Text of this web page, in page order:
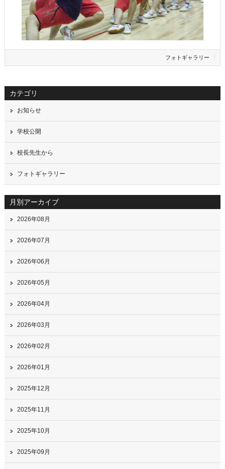
フォトギャラリー
カテゴリ
お知らせ
学校公開
校長先生から
フォトギャラリー
月別アーカイブ
2026年08月
2026年07月
2026年06月
2026年05月
2026年04月
2026年03月
2026年02月
2026年01月
2025年12月
2025年11月
2025年10月
2025年09月